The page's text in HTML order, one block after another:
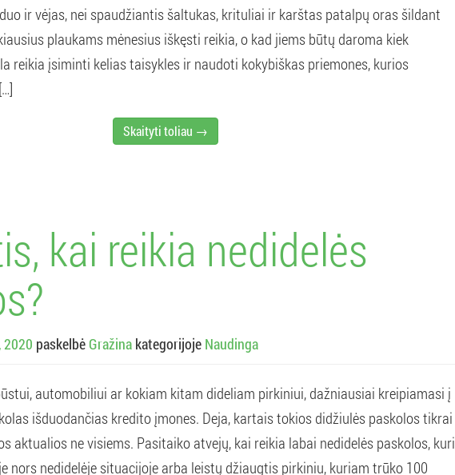
ir vėjas, nei spaudžiantis šaltukas, krituliai ir karštas patalpų oras šildant
plaukams mėnesius iškęsti reikia, o kad jiems būtų daroma kiek
reikia įsiminti kelias taisykles ir naudoti kokybiškas priemones, kurios
Skaityti toliau →
kai reikia nedidelės
2020 paskelbė Gražina kategorijoje Naudinga
automobiliui ar kokiam kitam dideliam pirkiniui, dažniausiai kreipiamasi į
išduodančias kredito įmones. Deja, kartais tokios didžiulės paskolos tikrai
aktualios ne visiems. Pasitaiko atvejų, kai reikia labai nedidelės paskolos, kuri
nors nedidelėje situacijoje arba leistų džiaugtis pirkiniu, kuriam trūko 100